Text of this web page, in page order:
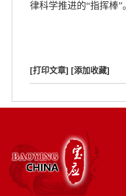
律科学推进的“指挥棒”
[打印文章] [添加收藏]